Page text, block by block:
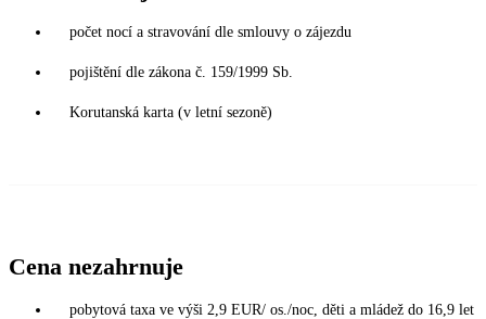
počet nocí a stravování dle smlouvy o zájezdu
pojištění dle zákona č. 159/1999 Sb.
Korutanská karta (v letní sezoně)
Cena nezahrnuje
pobytová taxa ve výši 2,9 EUR/ os./noc, děti a mládež do 16,9 let